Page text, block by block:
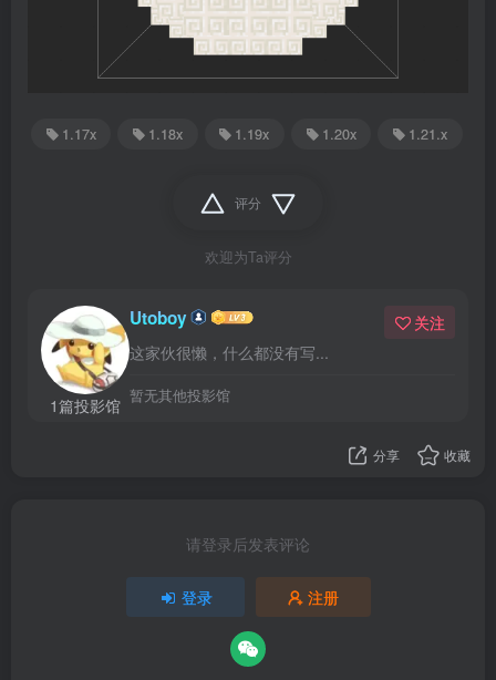
1.17x 1.18x 1.19x 1.20x 1.21.x
评分
欢迎为Ta评分
1篇投影馆
Utoboy
这家伙很懒，什么都没有写...
关注
暂无其他投影馆
分享 收藏
请登录后发表评论
登录 注册